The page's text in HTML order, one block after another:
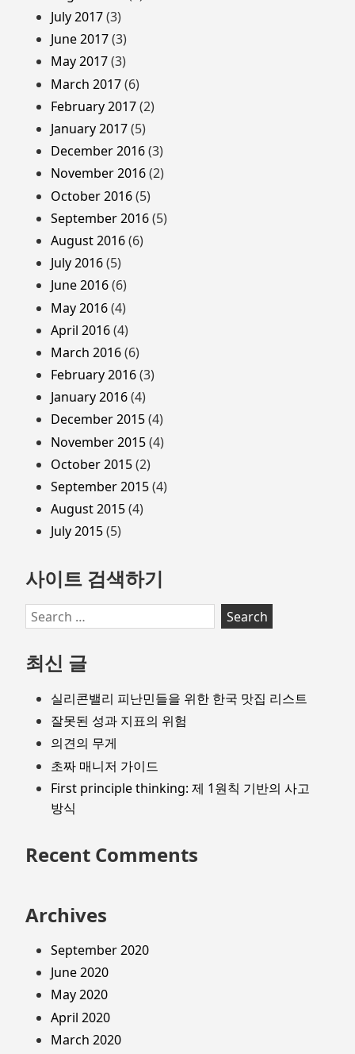
July 2017(3)
June 2017(3)
May 2017(3)
March 2017(6)
February 2017(2)
January 2017(5)
December 2016(3)
November 2016(2)
October 2016(5)
September 2016(5)
August 2016(6)
July 2016(5)
June 2016(6)
May 2016(4)
April 2016(4)
March 2016(6)
February 2016(3)
January 2016(4)
December 2015(4)
November 2015(4)
October 2015(2)
September 2015(4)
August 2015(4)
July 2015(5)
사이트 검색하기
Search
for:
최신 글
실리콘밸리 피난민들을 위한 한국 맛집 리스트
잘못된 성과 지표의 위험
의견의 무게
초짜 매니저 가이드
First principle thinking: 제 1원칙 기반의 사고
방식
Recent Comments
Archives
September 2020
June 2020
May 2020
April 2020
March 2020